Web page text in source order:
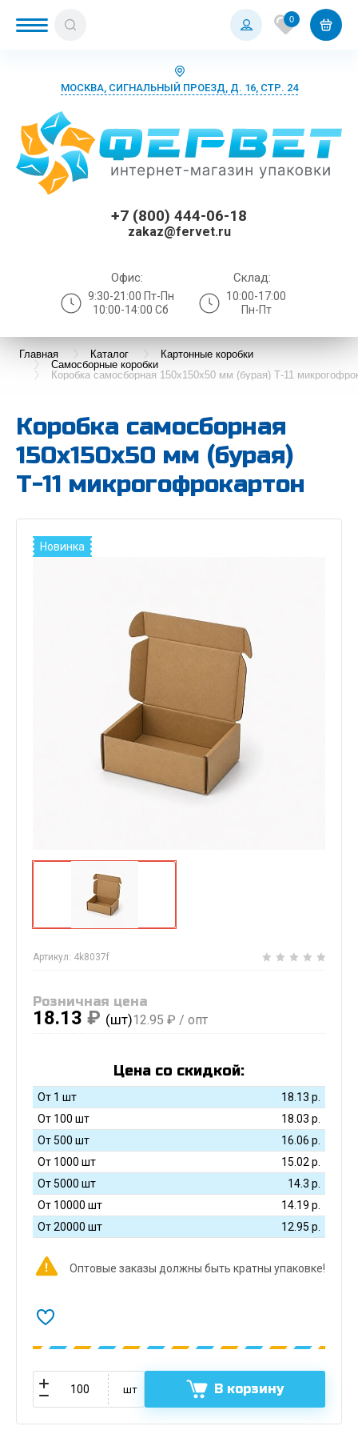
0
МОСКВА, СИГНАЛЬНЫЙ ПРОЕЗД, Д. 16, СТР. 24
+7 (800) 444-06-18
zakaz@fervet.ru
Офис:
9:30-21:00 Пт-Пн
10:00-14:00 Сб
Склад:
10:00-17:00
Пн-Пт
Главная Каталог
Картонные коробки
Самосборные коробки
Коробка самосборная 150х150х50 мм (бурая) Т-11
Коробка самосборная
150х150х50 мм (бурая)
Т-11 микрогофрокартон
Новинка
Артикул: 4k8037f
Розничная цена
18.13 ₽ (шт)12.95 ₽ / опт
Цена со скидкой:
От 1 шт 18.13 р.
От 100 шт
18.03 р.
От 500 шт
16.06 р.
От 1000 шт
15.02 р.
От 5000 шт
14.3 р.
От 10000 шт
14.19 р.
От 20000 шт
12.95 р.
Оптовые заказы должны быть кратны упаковке!
шт В корзину